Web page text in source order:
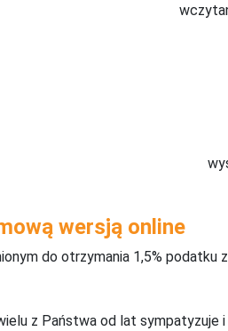
wersją online
do otrzymania 1,5% podatku
z Państwa od lat sympatyzuje